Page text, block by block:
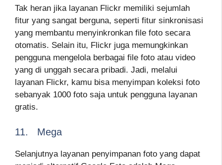
Tak heran jika layanan Flickr memiliki sejumlah
fitur yang sangat berguna, seperti fitur sinkronisasi
yang membantu menyinkronkan file foto secara
otomatis. Selain itu, Flickr juga memungkinkan
pengguna mengelola berbagai file foto atau video
yang di unggah secara pribadi. Jadi, melalui
layanan Flickr, kamu bisa menyimpan koleksi foto
sebanyak 1000 foto saja untuk pengguna layanan
gratis.
11. Mega
Selanjutnya layanan penyimpanan foto yang dapat